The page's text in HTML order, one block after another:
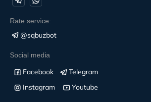
Rate service:
@sqbuzbot
Social media
Facebook
Telegram
Instagram
Youtube